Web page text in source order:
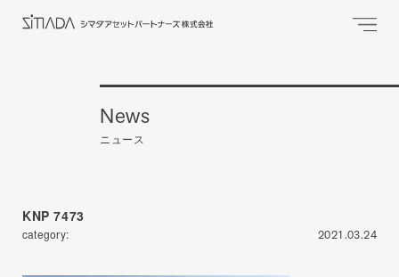
News
ニュース
KNP 7473
category: 2021.03.24